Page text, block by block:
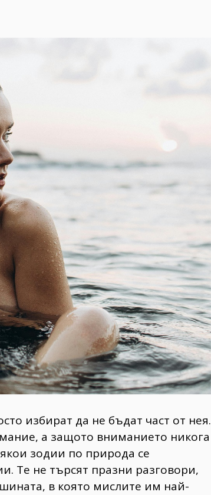
избират да не бъдат част от нея.
а защото вниманието никога
зодии по природа се
Те не търсят празни разговори,
в която мислите им най-